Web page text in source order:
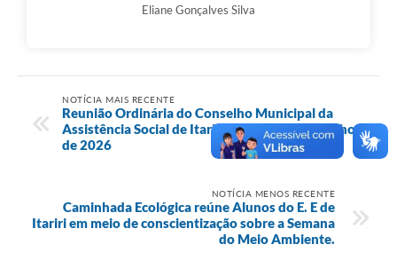
Eliane Gonçalves Silva
NOTÍCIA MAIS RECENTE
Reunião Ordinária do Conselho Municipal da
Assistência Social de Itariri - CMASI - 08 de julho
de 2026
NOTÍCIA MENOS RECENTE
Caminhada Ecológica reúne Alunos do E. E de
Itariri em meio de conscientização sobre a Semana
do Meio Ambiente.